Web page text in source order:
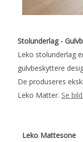
Stolunderlag -
Leko stolunderlag
gulvbeskyttere
De produseres
Leko Matter. Se
Leko Mattesone